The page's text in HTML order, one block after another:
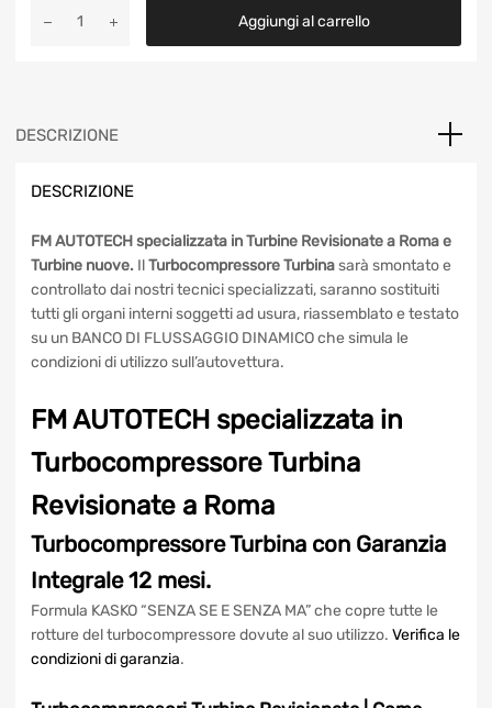
Turbocompressore
Megane,
1.9
Aggiungi al carrello
FM AUTOTECH specializzata in Turbine Revisionate a Roma
e Turbine nuove.IlTurbocompressore Turbinasarà
smontato e controllato dai nostri tecnici specializzati,
saranno sostituiti tutti gli organi interni soggetti ad usura,
riassemblato e testato su un BANCO DI FLUSSAGGIO
sull’autovettura.
FM AUTOTECH specializzata in
Turbocompressore Turbina
Revisionate a Roma
Turbocompressore Turbina
Garanzia Integrale 12 mesi.
Formula KASKO “SENZA SE E SENZA MA” che copre tutte le